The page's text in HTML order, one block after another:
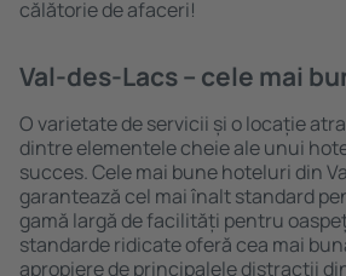
călătorie de afaceri!
Val-des-Lacs – cele mai
O varietate de servicii și o locație
dintre elementele cheie ale unui
succes. Cele mai bune hoteluri din
garantează cel mai înalt standard
gamă largă de facilități pentru
standarde ridicate oferă cea mai
apropiere de principalele distracţii